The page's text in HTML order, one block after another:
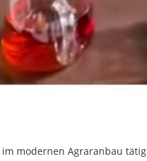
modernen Agraranbau